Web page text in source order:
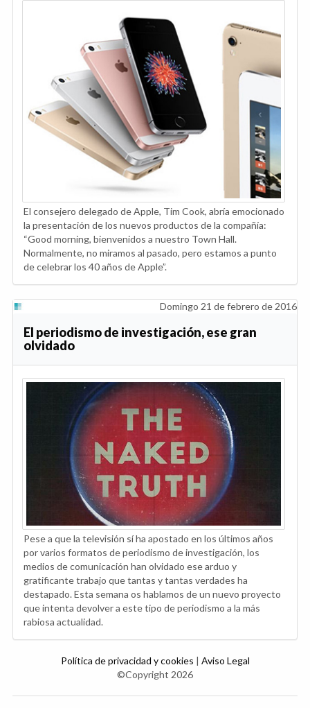
El consejero delegado de Apple, Tim Cook, abría emocionado
la presentación de los nuevos productos de la compañía:
“Good morning, bienvenidos a nuestro Town Hall.
Normalmente, no miramos al pasado, pero estamos a punto
de celebrar los 40 años de Apple”.
Domingo 21 de febrero de 2016
El periodismo de investigación, ese gran
olvidado
Pese a que la televisión sí ha apostado en los últimos años
por varios formatos de periodismo de investigación, los
medios de comunicación han olvidado ese arduo y
gratificante trabajo que tantas y tantas verdades ha
destapado. Esta semana os hablamos de un nuevo proyecto
que intenta devolver a este tipo de periodismo a la más
rabiosa actualidad.
Política de privacidad y cookies | Aviso Legal
©Copyright 2026